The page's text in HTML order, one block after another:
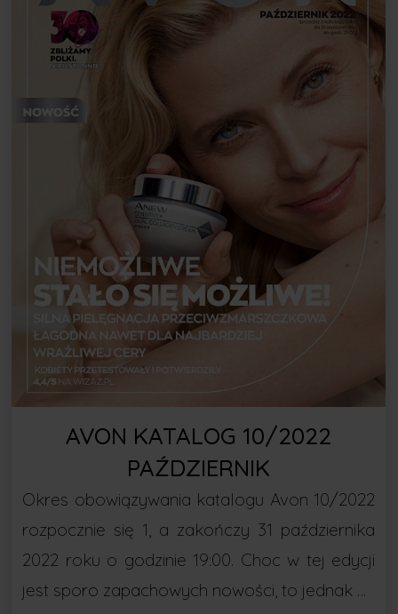
AVON KATALOG 10/2022
PAŹDZIERNIK
Okres obowiązywania katalogu Avon 10/2022
rozpocznie się 1, a zakończy 31 października
2022 roku o godzinie 19:00. Choc w tej edycji
jest sporo zapachowych nowości, to jednak …